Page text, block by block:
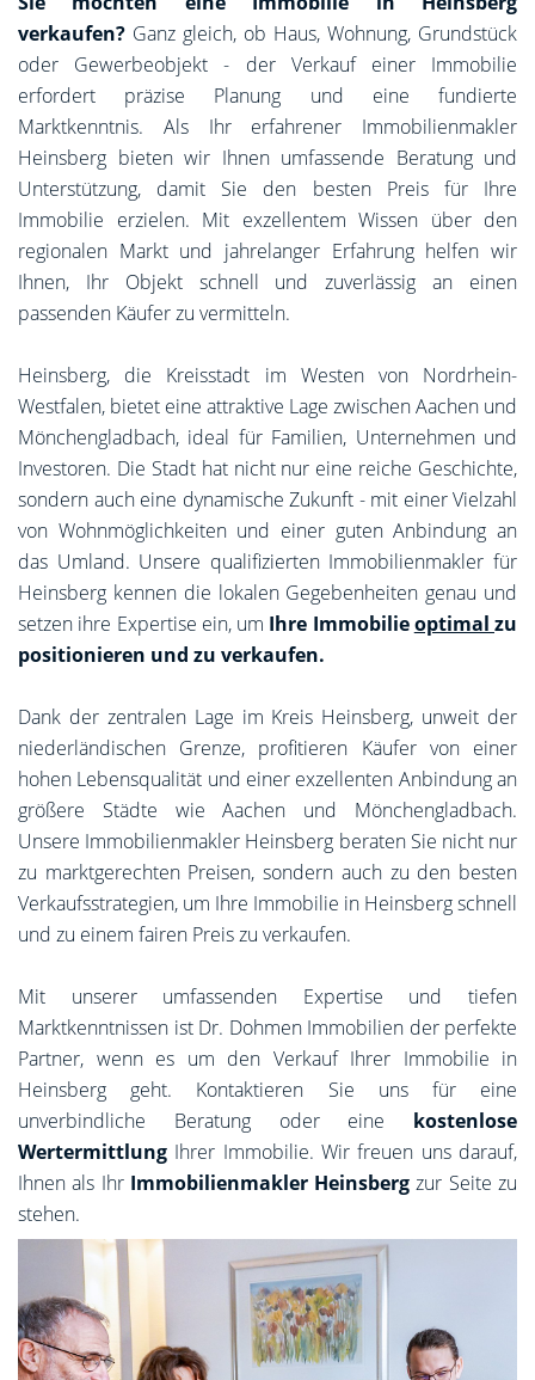
verkaufen? Ganz gleich, ob Haus, Wohnung, Grundstück
oder Gewerbeobjekt - der Verkauf einer Immobilie
erfordert präzise Planung und eine fundierte
Marktkenntnis. Als Ihr erfahrener Immobilienmakler
Heinsberg bieten wir Ihnen umfassende Beratung und
Unterstützung, damit Sie den besten Preis für Ihre
Immobilie erzielen. Mit exzellentem Wissen über den
regionalen Markt und jahrelanger Erfahrung helfen wir
Ihnen, Ihr Objekt schnell und zuverlässig an einen
passenden Käufer zu vermitteln.
Heinsberg, die Kreisstadt im Westen von Nordrhein-
Westfalen, bietet eine attraktive Lage zwischen Aachen und
Mönchengladbach, ideal für Familien, Unternehmen und
Investoren. Die Stadt hat nicht nur eine reiche Geschichte,
sondern auch eine dynamische Zukunft - mit einer Vielzahl
von Wohnmöglichkeiten und einer guten Anbindung an
das Umland. Unsere qualifizierten Immobilienmakler für
Heinsberg kennen die lokalen Gegebenheiten genau und
setzen ihre Expertise ein, um Ihre Immobilieoptimal zu
positionieren und zu verkaufen.
Dank der zentralen Lage im Kreis Heinsberg, unweit der
niederländischen Grenze, profitieren Käufer von einer
hohen Lebensqualität und einer exzellenten Anbindung an
größere Städte wie Aachen und Mönchengladbach.
Unsere Immobilienmakler Heinsberg beraten Sie nicht nur
zu marktgerechten Preisen, sondern auch zu den besten
Verkaufsstrategien, um Ihre Immobilie in Heinsberg schnell
und zu einem fairen Preis zu verkaufen.
Mit unserer umfassenden Expertise und tiefen
Marktkenntnissen ist Dr. Dohmen Immobilien der perfekte
Partner, wenn es um den Verkauf Ihrer Immobilie in
Heinsberg geht. Kontaktieren Sie uns für eine
unverbindliche Beratung oder eine kostenlose
Wertermittlung Ihrer Immobilie. Wir freuen uns darauf,
Ihnen als Ihr Immobilienmakler Heinsberg zur Seite zu
stehen.